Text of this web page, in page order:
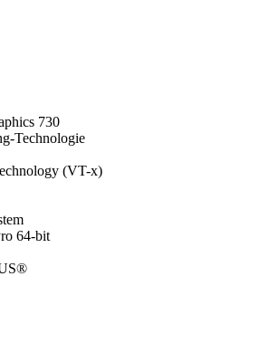
730
Technologie
(VT-x)
64-bit